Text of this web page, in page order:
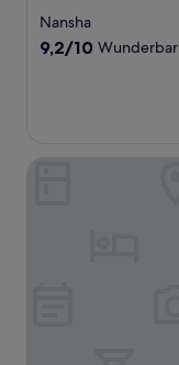
Sterne-
Unterkunft
Nansha
9.2
9,2/10 Wunderbar